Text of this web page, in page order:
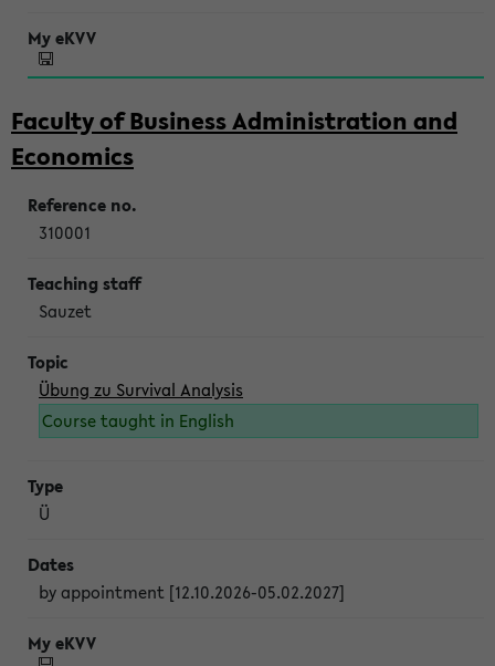
Faculty of Business Administration and
Economics
310001
Sauzet
Übung zu Survival Analysis
Course taught in English
Ü
by appointment [12.10.2026-05.02.2027]